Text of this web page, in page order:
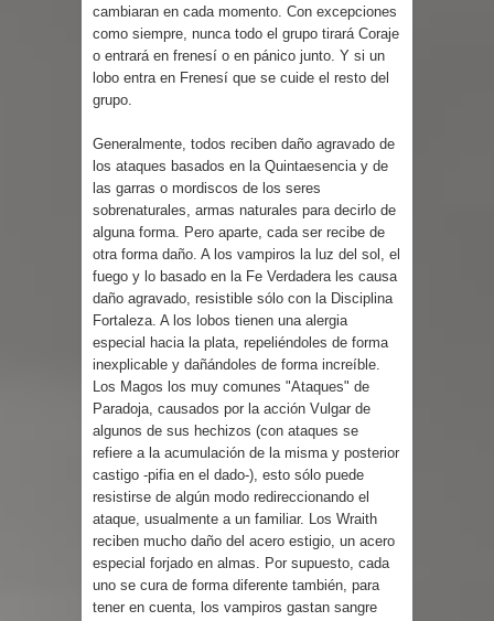
cambiaran en cada momento. Con excepciones
como siempre, nunca todo el grupo tirará Coraje
o entrará en frenesí o en pánico junto. Y si un
lobo entra en Frenesí que se cuide el resto del
grupo.
Generalmente, todos reciben daño agravado de
los ataques basados en la Quintaesencia y de
las garras o mordiscos de los seres
sobrenaturales, armas naturales para decirlo de
alguna forma. Pero aparte, cada ser recibe de
otra forma daño. A los vampiros la luz del sol, el
fuego y lo basado en la Fe Verdadera les causa
daño agravado, resistible sólo con la Disciplina
Fortaleza. A los lobos tienen una alergia
especial hacia la plata, repeliéndoles de forma
inexplicable y dañándoles de forma increíble.
Los Magos los muy comunes "Ataques" de
Paradoja, causados por la acción Vulgar de
algunos de sus hechizos (con ataques se
refiere a la acumulación de la misma y posterior
castigo -pifia en el dado-), esto sólo puede
resistirse de algún modo redireccionando el
ataque, usualmente a un familiar. Los Wraith
reciben mucho daño del acero estigio, un acero
especial forjado en almas. Por supuesto, cada
uno se cura de forma diferente también, para
tener en cuenta, los vampiros gastan sangre